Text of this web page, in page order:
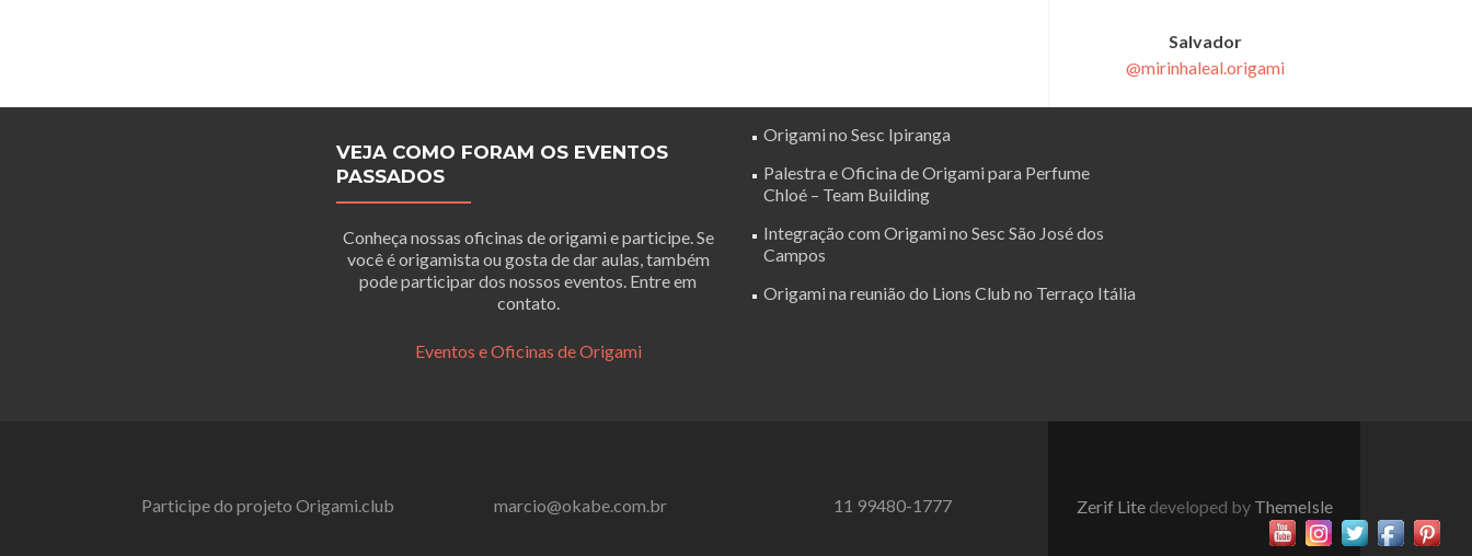
Salvador
@mirinhaleal.origami
VEJA COMO FORAM OS EVENTOS
PASSADOS
Conheça nossas oficinas de origami e participe. Se
você é origamista ou gosta de dar aulas, também
pode participar dos nossos eventos. Entre em
contato.
Eventos e Oficinas de Origami
Origami no Sesc Ipiranga
Palestra e Oficina de Origami para Perfume
Chloé – Team Building
Integração com Origami no Sesc São José dos
Campos
Origami na reunião do Lions Club no Terraço Itália
Participe do projeto Origami.club marcio@okabe.com.br 11 99480-1777 Zerif Lite developed by ThemeIsle